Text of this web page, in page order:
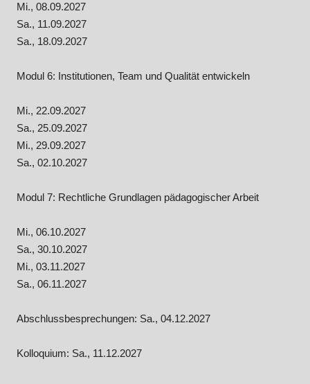
Mi., 08.09.2027
Sa., 11.09.2027
Sa., 18.09.2027
Modul 6: Institutionen, Team und Qualität entwickeln
Mi., 22.09.2027
Sa., 25.09.2027
Mi., 29.09.2027
Sa., 02.10.2027
Modul 7: Rechtliche Grundlagen pädagogischer Arbeit
Mi., 06.10.2027
Sa., 30.10.2027
Mi., 03.11.2027
Sa., 06.11.2027
Abschlussbesprechungen: Sa., 04.12.2027
Kolloquium: Sa., 11.12.2027